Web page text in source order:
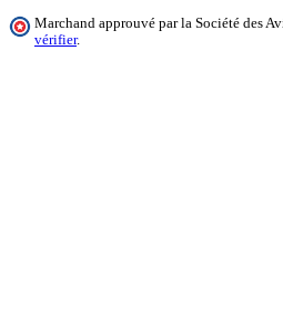
Marchand approuvé par la Société des
vérifier.